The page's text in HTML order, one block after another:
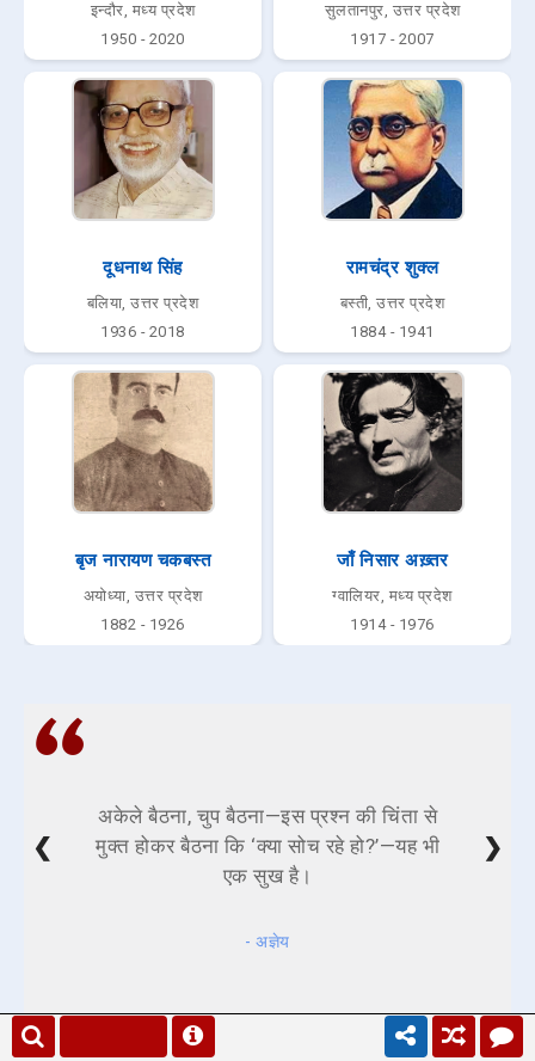
इन्दौर, मध्य प्रदेश
1950 - 2020
सुलतानपुर, उत्तर प्रदेश
1917 - 2007
दूधनाथ सिंह
बलिया, उत्तर प्रदेश
1936 - 2018
रामचंद्र शुक्ल
बस्ती, उत्तर प्रदेश
1884 - 1941
बृज नारायण चकबस्त
अयोध्या, उत्तर प्रदेश
1882 - 1926
जाँ निसार अख़्तर
ग्वालियर, मध्य प्रदेश
1914 - 1976
अकेले बैठना, चुप बैठना—इस प्रश्न की चिंता से
मुक्त होकर बैठना कि ‘क्या सोच रहे हो?’—यह भी
एक सुख है।
- अज्ञेय
❮ ❯